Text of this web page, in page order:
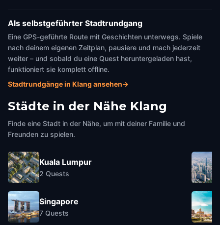
Als selbstgeführter Stadtrundgang
Eine GPS-geführte Route mit Geschichten unterwegs. Spiele
nach deinem eigenen Zeitplan, pausiere und mach jederzeit
weiter – und sobald du eine Quest heruntergeladen hast,
funktioniert sie komplett offline.
Stadtrundgänge in Klang ansehen→
Städte in der Nähe Klang
Finde eine Stadt in der Nähe, um mit deiner Familie und
Freunden zu spielen.
Kuala Lumpur
2 Quests
Singapore
7 Quests